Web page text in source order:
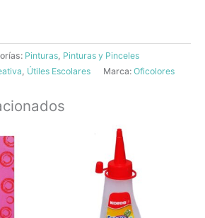
Pinturas Pinturas y Pinceles
Útiles Escolares Marca: Oficolores